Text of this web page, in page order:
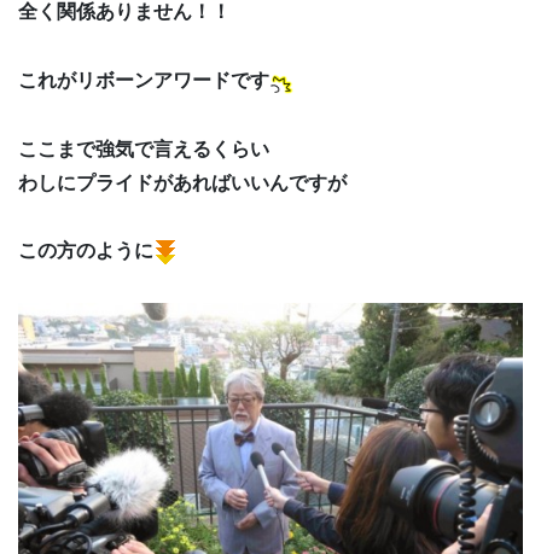
全く関係ありません！！
これがリボーンアワードです
ここまで強気で言えるくらい
わしにプライドがあればいいんですが
この方のように